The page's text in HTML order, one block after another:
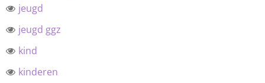
jeugd
jeugd ggz
kind
kinderen